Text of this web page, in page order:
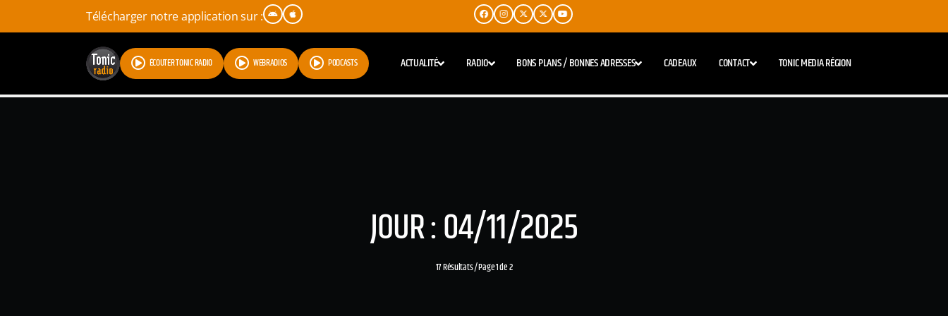
Télécharger notre application sur :
ÉCOUTER TONIC RADIO WEBRADIOS PODCASTS ACTUALITÉ RADIO BONS PLANS / BONNES ADRESSES CADEAUX CONTACT TONIC MEDIA RÉGION
JOUR : 04/11/2025
17 Résultats / Page 1 de 2